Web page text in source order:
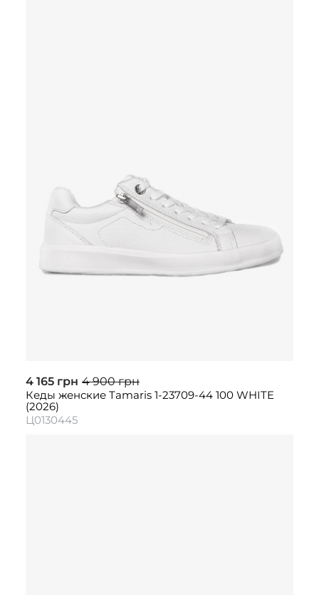
4 165 грн 4 900 грн
Кеды женские Tamaris 1-23709-44 100 WHITE
(2026)
Ц0130445